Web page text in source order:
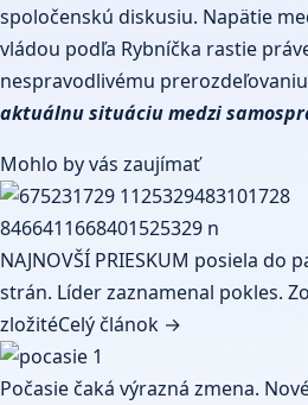
spoločenskú diskusiu. Napätie
vládou podľa Rybníčka rastie
nespravodlivému
aktuálnu situáciu medzi
Mohlo by vás zaujímať
NAJNOVŠÍ PRIESKUM posiela do
strán. Líder zaznamenal pokles.
zložitéCelý článok →
Počasie čaká výrazná zmena.